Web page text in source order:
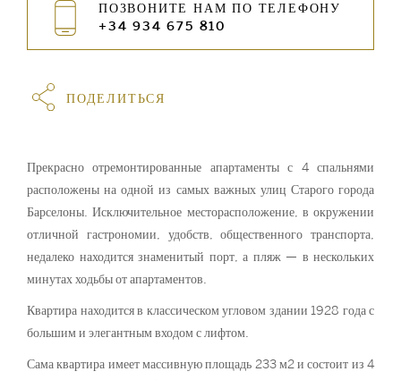
ПОЗВОНИТЕ НАМ ПО ТЕЛЕФОНУ
+34 934 675 810
ПОДЕЛИТЬСЯ
Прекрасно отремонтированные апартаменты с 4 спальнями
расположены на одной из самых важных улиц Старого города
Барселоны. Исключительное месторасположение, в окружении
отличной гастрономии, удобств, общественного транспорта,
недалеко находится знаменитый порт, а пляж — в нескольких
минутах ходьбы от апартаментов.
Квартира находится в классическом угловом здании 1928 года с
большим и элегантным входом с лифтом.
Сама квартира имеет массивную площадь 233 м2 и состоит из 4